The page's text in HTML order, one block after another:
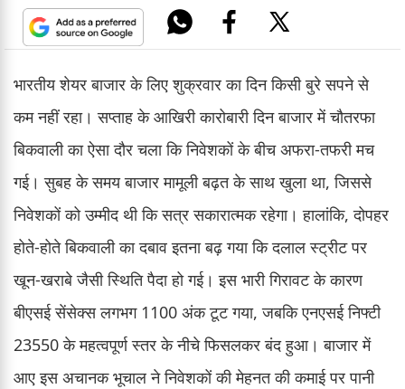
भारतीय शेयर बाजार के लिए शुक्रवार का दिन किसी बुरे सपने से
कम नहीं रहा। सप्ताह के आखिरी कारोबारी दिन बाजार में चौतरफा
बिकवाली का ऐसा दौर चला कि निवेशकों के बीच अफरा-तफरी मच
गई। सुबह के समय बाजार मामूली बढ़त के साथ खुला था, जिससे
निवेशकों को उम्मीद थी कि सत्र सकारात्मक रहेगा। हालांकि, दोपहर
होते-होते बिकवाली का दबाव इतना बढ़ गया कि दलाल स्ट्रीट पर
खून-खराबे जैसी स्थिति पैदा हो गई। इस भारी गिरावट के कारण
बीएसई सेंसेक्स लगभग 1100 अंक टूट गया, जबकि एनएसई निफ्टी
23550 के महत्वपूर्ण स्तर के नीचे फिसलकर बंद हुआ। बाजार में
आए इस अचानक भूचाल ने निवेशकों की मेहनत की कमाई पर पानी